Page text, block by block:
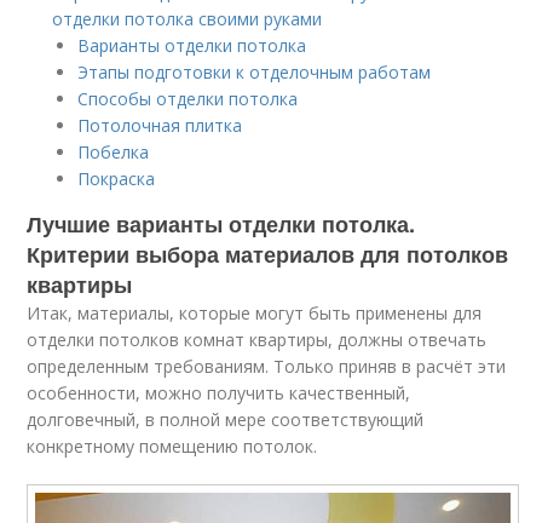
отделки потолка своими руками
Варианты отделки потолка
Этапы подготовки к отделочным работам
Способы отделки потолка
Потолочная плитка
Побелка
Покраска
Лучшие варианты отделки потолка.
Критерии выбора материалов для потолков
квартиры
Итак, материалы, которые могут быть применены для
отделки потолков комнат квартиры, должны отвечать
определенным требованиям. Только приняв в расчёт эти
особенности, можно получить качественный,
долговечный, в полной мере соответствующий
конкретному помещению потолок.